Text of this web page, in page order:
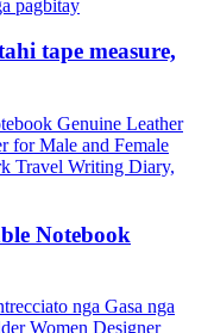
tape measure,
Notebook